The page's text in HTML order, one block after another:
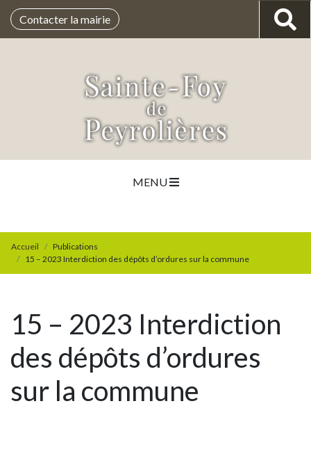
Contacter la mairie
MENU
Accueil
Publications
15 – 2023 Interdiction des dépôts d’ordures sur la commune
15 – 2023 Interdiction
des dépôts d’ordures
sur la commune